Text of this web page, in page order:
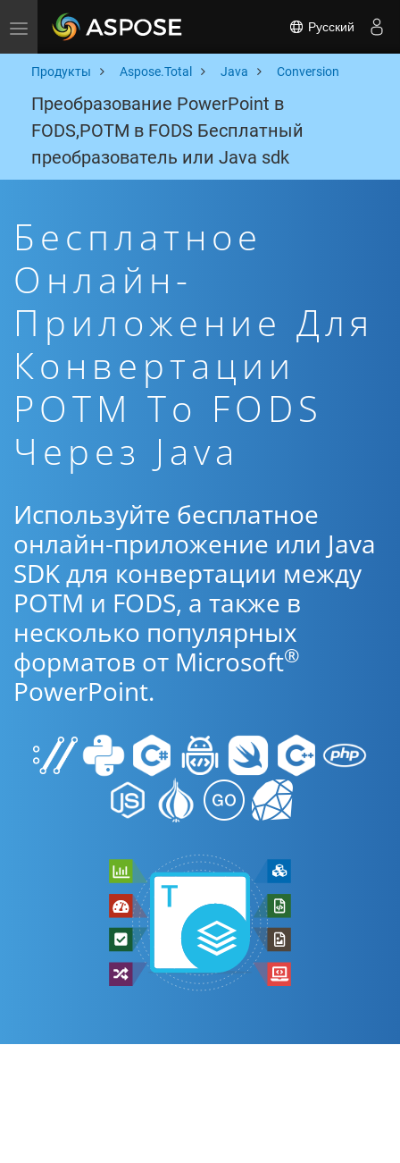
Toggle navigation Русский
Продукты Aspose.Total Java Conversion
Преобразование PowerPoint в
FODS,POTM в FODS Бесплатный
преобразователь или Java sdk
Бесплатное
Онлайн-
Приложение Для
Конвертации
POTM To FODS
Через Java
Используйте бесплатное
онлайн-приложение или Java
SDK для конвертации между
POTM и FODS, а также в
несколько популярных
форматов от Microsoft®
PowerPoint.